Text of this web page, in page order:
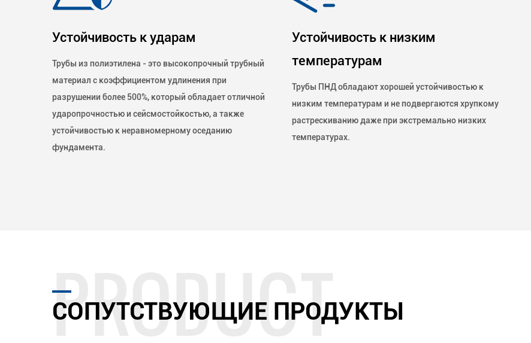
Устойчивость к ударам
Трубы из полиэтилена - это высокопрочный трубный
материал с коэффициентом удлинения при
разрушении более 500%, который обладает отличной
ударопрочностью и сейсмостойкостью, а также
устойчивостью к неравномерному оседанию
фундамента.
Устойчивость к низким
температурам
Трубы ПНД обладают хорошей устойчивостью к
низким температурам и не подвергаются хрупкому
растрескиванию даже при экстремально низких
температурах.
СОПУТСТВУЮЩИЕ ПРОДУКТЫ